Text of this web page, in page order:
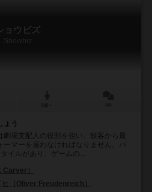
ョウビズ
Showbiz
ょう
劇場支配人の役割を担い、観客から最
ーマーを雇わなければなりません。パ
イルがあり、ゲームの...
Carver）
（Oliver Freudenreich）